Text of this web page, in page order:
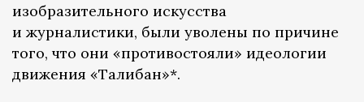
изобразительного искусства
и журналистики, были уволены по причине
того, что они «противостояли» идеологии
движения «Талибан»*.